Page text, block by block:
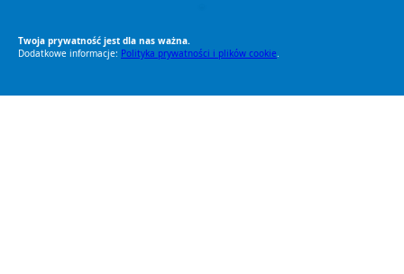
Twoja prywatność jest dla nas ważna.
Dodatkowe informacje: Polityka prywatności i plików cookie